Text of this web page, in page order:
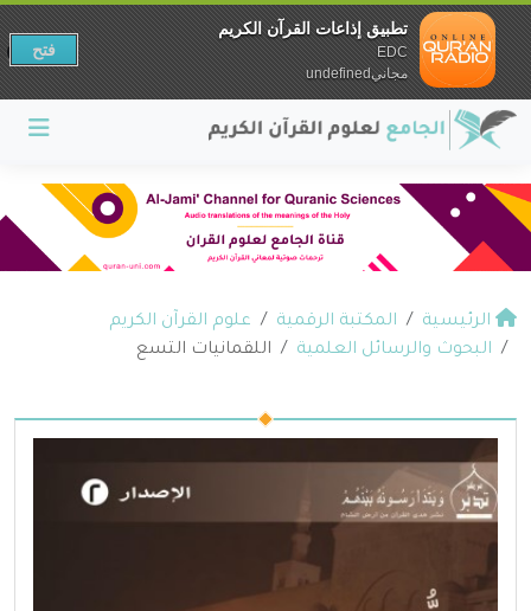
الرئيسية المكتبة الرقمية
علوم القرآن الكريم
البحوث والرسائل العلمية
اللقمانيات التسع
تطبيق إذاعات القرآن الكريم
EDC
مجانيundefined
فتح